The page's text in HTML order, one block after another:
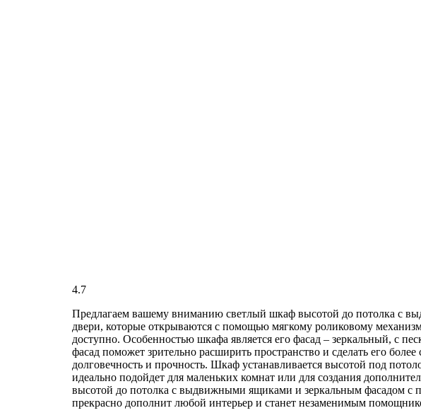
4.7
Предлагаем вашему вниманию светлый шкаф высотой до потолка с
двери, которые открываются с помощью мягкому роликовому
доступно. Особенностью шкафа является его фасад – зеркальный, с
фасад поможет зрительно расширить пространство и сделать его
долговечность и прочность. Шкаф устанавливается высотой под
идеально подойдет для маленьких комнат или для создания
высотой до потолка с выдвижными ящиками и зеркальным фасадом с
прекрасно дополнит любой интерьер и станет незаменимым